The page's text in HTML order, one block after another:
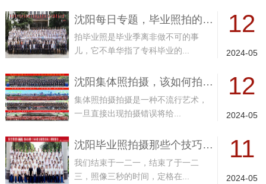
沈阳每日专题，毕业照拍的该再注意的事
拍毕业照是毕业季离非做不可的事
儿，它不单华指了专科毕业的...
12
2024-05
沈阳集体照拍摄，该如何拍得可爱且整齐
集体照拍摄拍摄是一种不流行艺术，
一旦直接出现拍摄错误将给...
12
2024-05
沈阳毕业照拍摄那些个技巧，你还不来瞧
我们结束于一二一，结束了于一二
三，照像三秒的时间，定格在...
11
2024-05